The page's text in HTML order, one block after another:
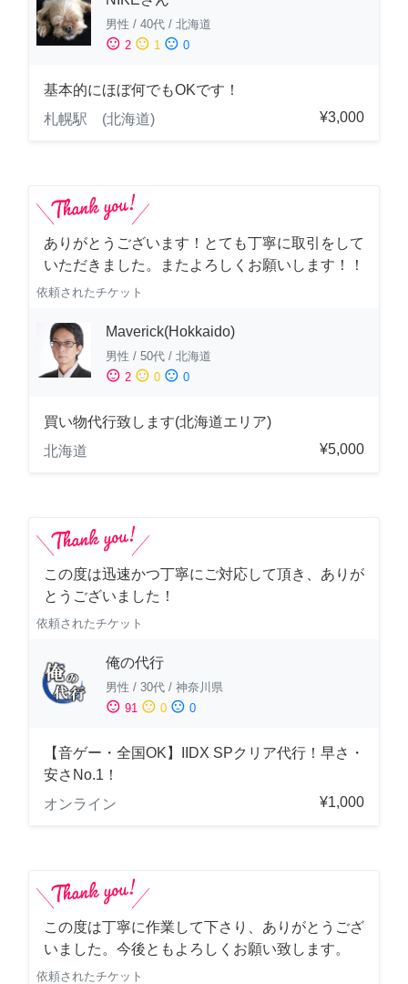
男性 / 40代 / 北海道
sentiment_satisfied 2 sentiment_neutral 1 sentiment_dissatisfied 0
基本的にほぼ何でもOKです！
札幌駅 (北海道)
¥3,000
ありがとうございます！とても丁寧に取引をして
いただきました。またよろしくお願いします！！
依頼されたチケット
Maverick(Hokkaido)
男性 / 50代 / 北海道
sentiment_satisfied 2 sentiment_neutral 0 sentiment_dissatisfied 0
買い物代行致します(北海道エリア)
北海道
¥5,000
この度は迅速かつ丁寧にご対応して頂き、ありが
とうございました！
依頼されたチケット
俺の代行
男性 / 30代 / 神奈川県
sentiment_satisfied 91 sentiment_neutral 0 sentiment_dissatisfied 0
【音ゲー・全国OK】IIDX SPクリア代行！早さ・
安さNo.1！
オンライン
¥1,000
この度は丁寧に作業して下さり、ありがとうござ
いました。今後ともよろしくお願い致します。
依頼されたチケット